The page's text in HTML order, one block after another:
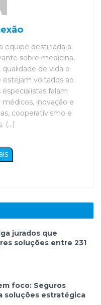
equipe destinada a
sobre medicina,
de vida e
voltados ao
falam
inovação e
cooperativismo e
(...)
jurados que
soluções entre 231
foco: Seguros
soluções estratégica